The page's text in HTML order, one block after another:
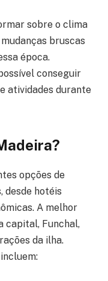
sobre o clima
bruscas
época.
conseguir
atividades durante
opções de
desde hotéis
A melhor
capital, Funchal,
da ilha.